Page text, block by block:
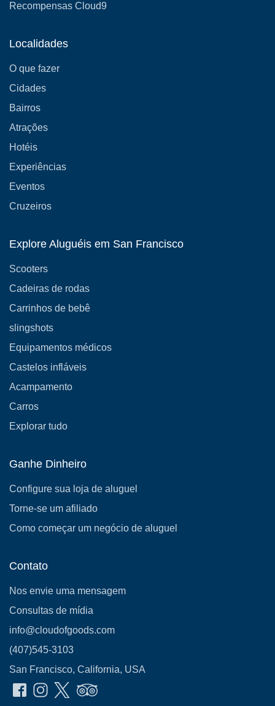
Recompensas Cloud9
Localidades
O que fazer
Cidades
Bairros
Atrações
Hotéis
Experiências
Eventos
Cruzeiros
Explore Aluguéis em San Francisco
Scooters
Cadeiras de rodas
Carrinhos de bebê
slingshots
Equipamentos médicos
Castelos infláveis
Acampamento
Carros
Explorar tudo
Ganhe Dinheiro
Configure sua loja de aluguel
Torne-se um afiliado
Como começar um negócio de aluguel
Contato
Nos envie uma mensagem
Consultas de mídia
info@cloudofgoods.com
(407)545-3103
San Francisco, California, USA